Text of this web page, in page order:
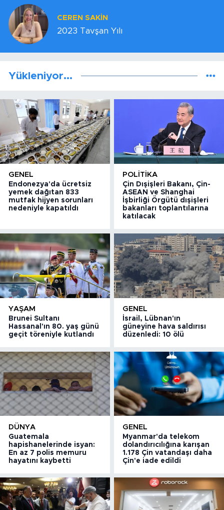
CEREN SAKİN
2023 Tavşan Yılı
Yükleniyor...
GENEL
Endonezya'da ücretsiz
yemek dağıtan 833
mutfak hijyen sorunları
nedeniyle kapatıldı
POLITIKA
Çin Dışişleri Bakanı, Çin-
ASEAN ve Shanghai
İşbirliği Örgütü dışişleri
bakanları toplantılarına
katılacak
YAŞAM
Brunei Sultanı
Hassanal'ın 80. yaş günü
geçit töreniyle kutlandı
GENEL
İsrail, Lübnan'ın
güneyine hava saldırısı
düzenledi: 10 ölü
DÜNYA
Guatemala
hapishanelerinde isyan:
En az 7 polis memuru
hayatını kaybetti
GENEL
Myanmar'da telekom
dolandırıcılığına karışan
1.178 Çin vatandaşı daha
Çin'e iade edildi